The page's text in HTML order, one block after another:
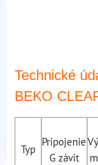
Technické
BEKO
Typ
Pripojenie
G závit